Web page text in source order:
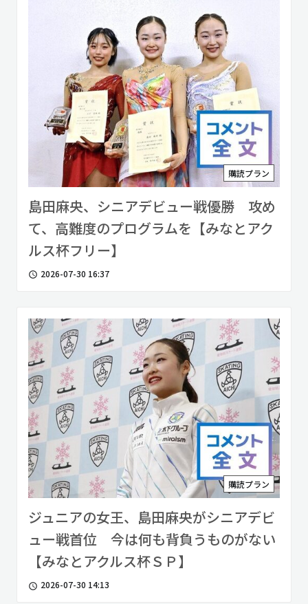
購読プラン
島田麻央、シニアデビュー戦優勝 攻め
て、高難度のプログラムを【みなとアク
ルス杯フリー】
access_time 2026-07-30 16:37
購読プラン
ジュニアの女王、島田麻央がシニアデビ
ュー戦首位 今は何も背負うものがない
【みなとアクルス杯ＳＰ】
access_time 2026-07-30 14:13